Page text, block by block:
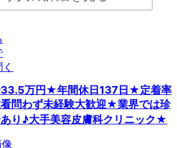
33.5万円★年間休日137日★定着率
問わず未経験大歓迎★業界では珍
あり♪大手美容皮膚科クリニック★